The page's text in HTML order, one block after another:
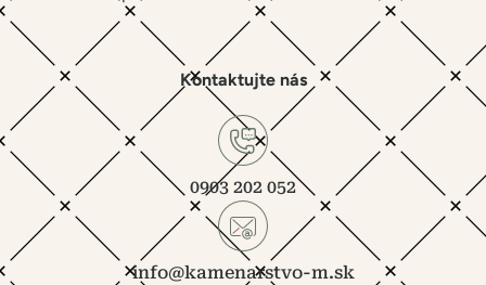
Kontaktujte nás
0903 202 052
info@kamenarstvo-m.sk